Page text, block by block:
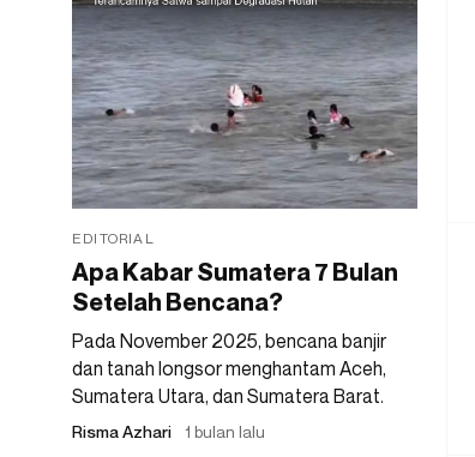
EDITORIAL
Apa Kabar Sumatera 7 Bulan
Setelah Bencana?
Pada November 2025, bencana banjir
dan tanah longsor menghantam Aceh,
Sumatera Utara, dan Sumatera Barat.
Risma Azhari 1 bulan lalu